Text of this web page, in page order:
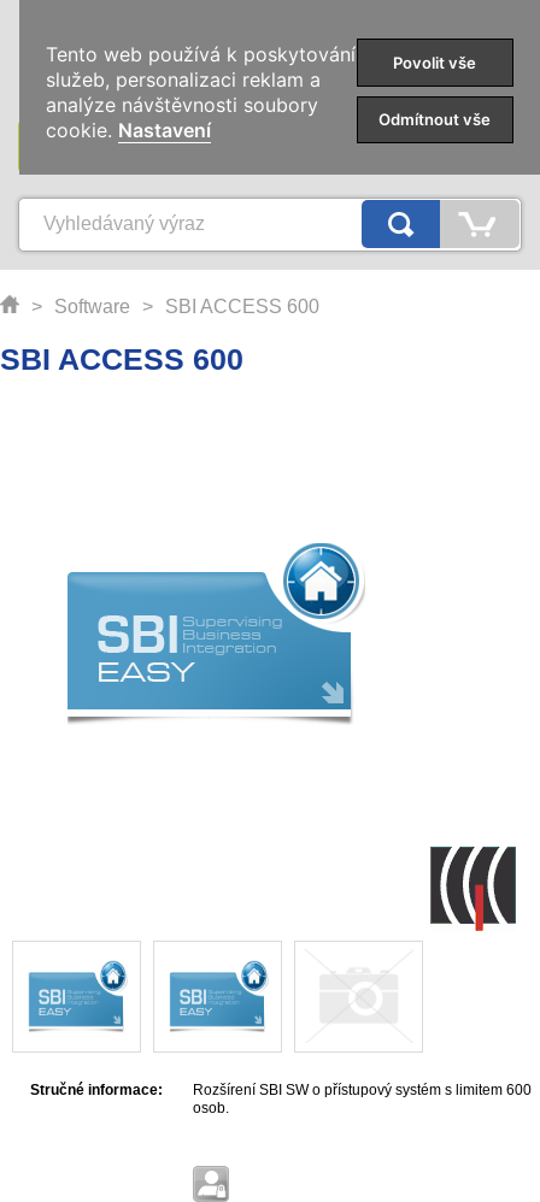
KATEGORIE
> Software > SBI ACCESS 600
SBI ACCESS 600
Stručné informace:
Rozšírení SBI SW o přístupový systém s limitem 600
osob.
Tento web používá k poskytování
služeb, personalizaci reklam a
analýze návštěvnosti soubory
cookie. Nastavení
Povolit vše
Odmítnout vše